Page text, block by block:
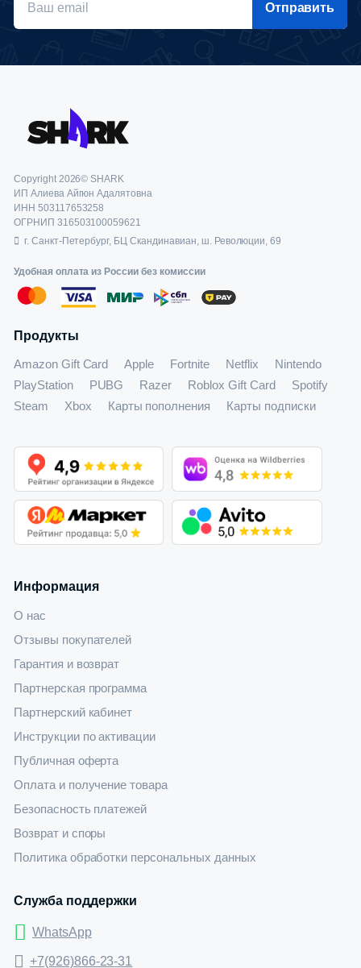
Отправить
Copyright 2026© SHARK
ИП Алиева Айгюн Адалятовна
ИНН 503117653258
ОГРНИП 316503100059621
г. Санкт-Петербург, БЦ Скандинавиан, ш. Революции, 69
Удобная оплата из России без комиссии
Продукты
Amazon Gift Card Apple Fortnite Netflix
Nintendo
PlayStation
PUBG Razer Roblox Gift Card
Spotify
Steam
Xbox Карты пополнения Карты подписки
Информация
О нас
Отзывы покупателей
Гарантия и возврат
Партнерская программа
Партнерский кабинет
Инструкции по активации
Публичная оферта
Оплата и получение товара
Безопасность платежей
Возврат и споры
Политика обработки персональных данных
Служба поддержки
WhatsApp
+7(926)866-23-31